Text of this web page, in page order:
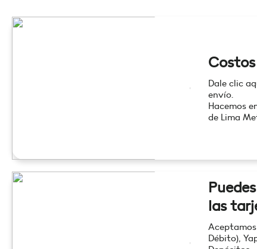
Dale clic
envío.
Hacemos
de Lima
las
Débito),